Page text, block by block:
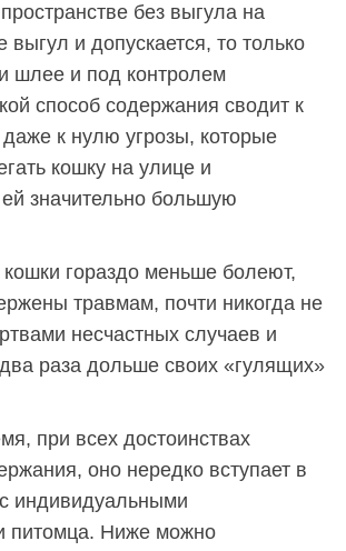
без выгула на
и допускается, то только
шлее и под контролем
способ содержания сводит к
к нулю угрозы, которые
кошку на улице и
значительно большую
гораздо меньше болеют,
травмам, почти никогда не
несчастных случаев и
раза дольше своих «гулящих»
при всех достоинствах
оно нередко вступает в
индивидуальными
питомца. Ниже можно